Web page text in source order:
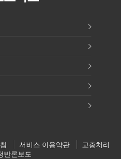
서비스 이용약관
고충처리
반론보도